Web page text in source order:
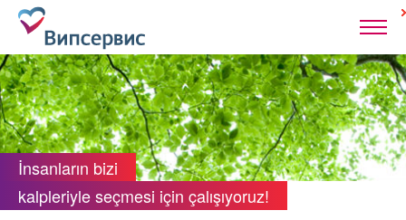
İnsanların bizi
kalpleriyle seçmesi için çalışıyoruz!